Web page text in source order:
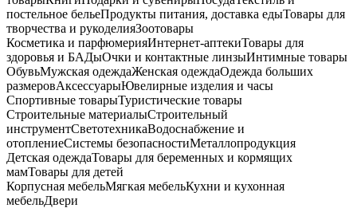
постельное бельеПродукты питания, доставка едыТовары для
творчества и рукоделияЗоотовары
Косметика и парфюмерияИнтернет-аптекиТовары для
здоровья и БАДыОчки и контактные линзыИнтимные товары
ОбувьМужская одеждаЖенская одеждаОдежда больших
размеровАксессуарыЮвелирные изделия и часы
Спортивные товарыТуристические товары
Строительные материалыСтроительный
инструментСветотехникаВодоснабжение и
отоплениеСистемы безопасностиМеталлопродукция
Детская одеждаТовары для беременных и кормящих
мамТовары для детей
Корпусная мебельМягкая мебельКухни и кухонная
мебельДвери